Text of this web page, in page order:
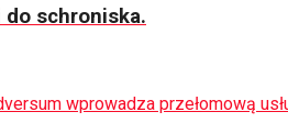
schroniska.